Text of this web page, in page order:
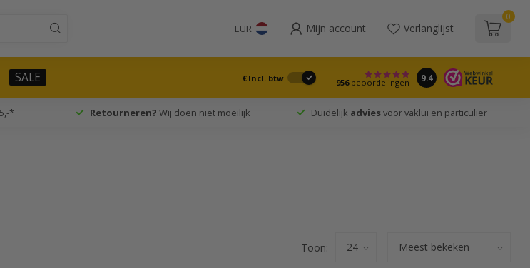
EUR Mijn account Verlanglijst
0
SALE € Incl. btw 956beoordelingen 9.4
* Retourneren? Wij doen niet moeilijk Duidelijk adviesvoor vaklui en particulier
Toon: